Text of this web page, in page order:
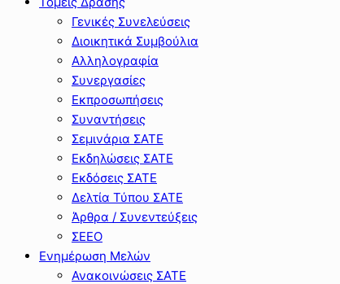
Γενικές Συνελεύσεις
Διοικητικά Συμβούλια
Αλληλογραφία
Συνεργασίες
Εκπροσωπήσεις
Συναντήσεις
Σεμινάρια ΣΑΤΕ
Εκδηλώσεις ΣΑΤΕ
Εκδόσεις ΣΑΤΕ
Δελτία Τύπου ΣΑΤΕ
Άρθρα / Συνεντεύξεις
ΣΕΕΟ
Ενημέρωση Μελών
Ανακοινώσεις ΣΑΤΕ